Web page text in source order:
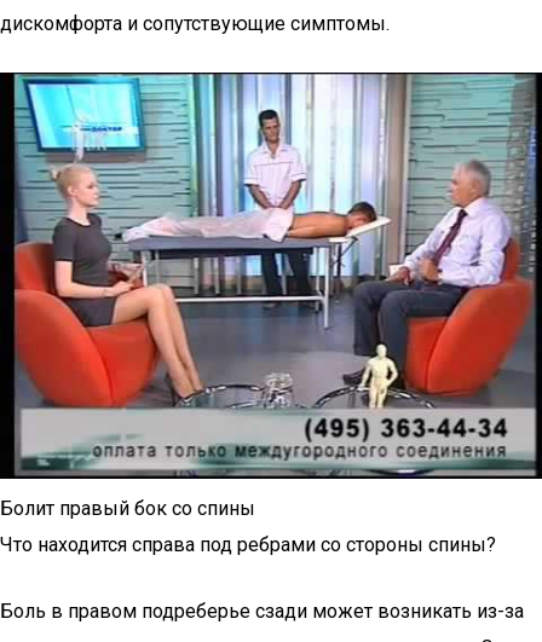
дискомфорта и сопутствующие симптомы.
Болит правый бок со спины
Что находится справа под ребрами со стороны спины?
Боль в правом подреберье сзади может возникать из-за